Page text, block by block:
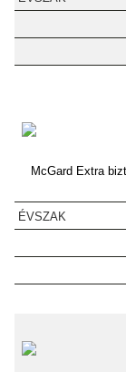
McGard Extra